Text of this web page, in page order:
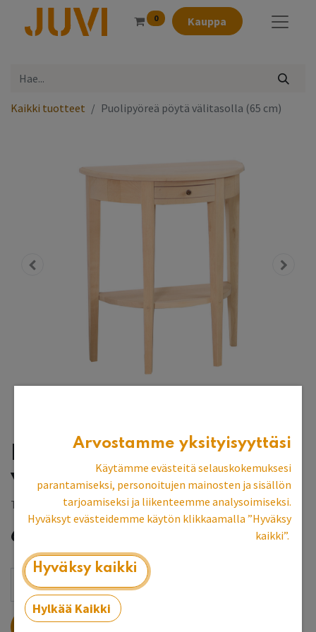
0 Kauppa
Kaikki tuotteet Puolipyöreä pöytä välitasolla (65 cm)
Puolipyöreä pöytä
välitasolla (65 cm)
Tilaustuote, toimitusaika 8-10 vk
684,46
LISÄÄ OSTOSKORIIN
Arvostamme yksityisyyttäsi
Käytämme evästeitä selauskokemuksesi
parantamiseksi, personoitujen mainosten ja sisällön
tarjoamiseksi ja liikenteemme analysoimiseksi.
Hyväksyt evästeidemme käytön klikkaamalla ”Hyväksy
kaikki”.
Hyväksy kaikki
Hylkää Kaikki